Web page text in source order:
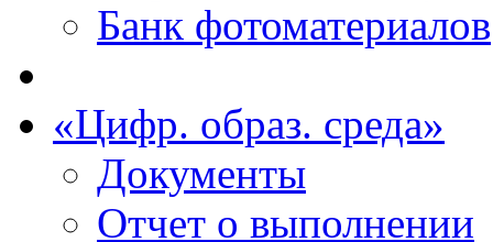
Банк фотоматериалов
«Цифр. образ. среда»
Документы
Отчет о выполнении